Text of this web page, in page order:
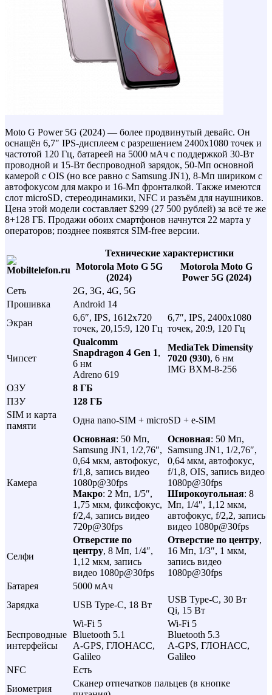
Moto G Power 5G (2024) — более продвинутый девайс. Он
оснащён 6,7″ IPS-дисплеем с разрешением 2400х1080 точек и
частотой 120 Гц, батареей на 5000 мАч с поддержкой 30-Вт
проводной и 15-Вт беспроводной зарядок, 50-Мп основной
камерой с OIS (но все равно с Samsung JN1), 8-Мп шириком с
автофокусом для макро и 16-Мп фронталкой. Также имеются
слот microSD, стереодинамики, NFC и разъём для наушников.
Цена этой модели составляет $299 (27 500 рублей) за всё те же
8+128 ГБ. Продажи обоих смартфонов начнутся 22 марта у
операторов; позднее появятся SIM-free версии.
Технические характеристики
Motorola Moto G 5G
(2024)
Motorola Moto G
Power 5G (2024)
Сеть
2G, 3G, 4G, 5G
Прошивка
Android 14
Экран
6,6″, IPS, 1612х720
точек, 20,15:9, 120 Гц
6,7″, IPS, 2400х1080
точек, 20:9, 120 Гц
Чипсет
Qualcomm
Snapdragon 4 Gen 1,
6 нм
Adreno 619
MediaTek Dimensity
7020 (930), 6 нм
IMG BXM-8-256
ОЗУ
8 ГБ
ПЗУ
128 ГБ
SIM и карта
памяти
Одна nano-SIM + microSD + e-SIM
Камера
Основная: 50 Мп,
Samsung JN1, 1/2,76″,
0,64 мкм, автофокус,
f/1,8, запись видео
1080p@30fps
Макро: 2 Мп, 1/5″,
1,75 мкм, фиксфокус,
f/2,4, запись видео
720p@30fps
Основная: 50 Мп,
Samsung JN1, 1/2,76″,
0,64 мкм, автофокус,
f/1,8, OIS, запись видео
1080p@30fps
Широкоугольная: 8
Мп, 1/4″, 1,12 мкм,
автофокус, f/2,2, запись
видео 1080p@30fps
Селфи
Отверстие по
центру, 8 Мп, 1/4″,
1,12 мкм, запись
видео 1080p@30fps
Отверстие по центру,
16 Мп, 1/3″, 1 мкм,
запись видео
1080p@30fps
Батарея
5000 мАч
Зарядка
USB Type-C, 18 Вт
USB Type-C, 30 Вт
Qi, 15 Вт
Беспроводные
интерфейсы
Wi-Fi 5
Bluetooth 5.1
A-GPS, ГЛОНАСС,
Galileo
Wi-Fi 5
Bluetooth 5.3
A-GPS, ГЛОНАСС,
Galileo
NFC
Есть
Биометрия
Сканер отпечатков пальцев (в кнопке